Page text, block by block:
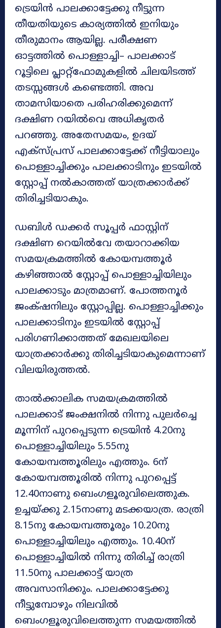
ട്രെയിൻ പാലക്കാട്ടേക്കു നീട്ടുന്ന
തീയതിയുടെ കാര്യത്തിൽ ഇനിയും
തീരുമാനം ആയില്ല. പരീക്ഷണ
ഒ‍ാട്ടത്തിൽ പെ‍ാള്ളാച്ചി– പാലക്കാട്
റൂട്ടിലെ പ്ലാറ്റ്ഫേ‍ാമുകളിൽ ചിലയിടത്ത്
തടസ്സങ്ങൾ കണ്ടെത്തി. അവ
താമസിയാതെ പരിഹരിക്കുമെന്ന്
ദക്ഷിണ റയിൽവെ അധികൃതർ
പറഞ്ഞു. അതേസമയം, ഉദയ്
എക്സ്പ്രസ് പാലക്കാട്ടേക്ക് നീട്ടിയാലും
പെ‍ാള്ളാച്ചിക്കും പാലക്കാടിനും ഇടയിൽ
സ്റ്റേ‍ാപ്പ് നൽകാത്തത് യാത്രക്കാർക്ക്
തിരിച്ചടിയാകും.
ഡബിൾ ഡക്കർ സൂപ്പർ ഫാസ്റ്റിന്
ദക്ഷിണ റെയിൽവേ തയാറാക്കിയ
സമയക്രമത്തിൽ കേ‍ായമ്പത്തൂർ
കഴിഞ്ഞാൽ സ്റ്റേ‍ാപ്പ് പെ‍ാള്ളാച്ചിയിലും
പാലക്കാടും മാത്രമാണ്. പേ‍ാത്തനൂർ
ജംക്‌ഷനിലും സ്റ്റോപ്പില്ല. പെ‍ാള്ളാച്ചിക്കും
പാലക്കാടിനും ഇടയിൽ സ്റ്റേ‍ാപ്പ്
പരിഗണിക്കാത്തത് മേഖലയിലെ
യാത്രക്കാർക്കു തിരിച്ചടിയാകുമെന്നാണ്
വിലയിരുത്തൽ.
താൽക്കാലിക സമയക്രമത്തിൽ
പാലക്കാട് ജംക്ഷനിൽ നിന്നു പുലർച്ചെ
മൂന്നിന് പുറപ്പെടുന്ന ട്രെയിൻ 4.20നു
പെ‍ാള്ളാച്ചിയിലും 5.55നു
കേ‍ായമ്പത്തൂരിലും എത്തും. 6ന്
കേ‍ായമ്പത്തൂരിൽ നിന്നു പുറപ്പെട്ട്
12.40നാണു ബെംഗളൂരുവിലെത്തുക.
ഉച്ചയ്ക്കു 2.15നാണു മടക്കയാത്ര. രാത്രി
8.15നു കേ‍ായമ്പത്തൂരും 10.20നു
പെ‍ാള്ളാച്ചിയിലും എത്തും. 10.40ന്
പെ‍ാള്ളാച്ചിയിൽ നിന്നു തിരിച്ച് രാത്രി
11.50നു പാലക്കാട്ട് യാത്ര
അവസാനിക്കും. പാലക്കാട്ടേക്കു
നീട്ടുമ്പേ‍ാഴും നിലവിൽ
ബെംഗളൂരുവിലെത്തുന്ന സമയത്തിൽ